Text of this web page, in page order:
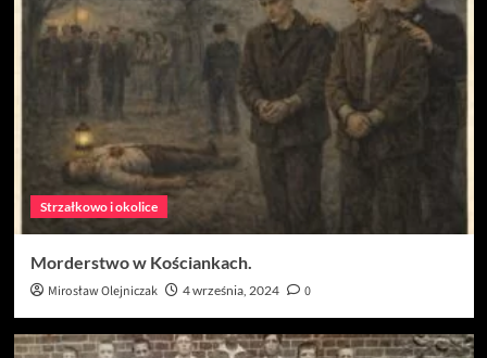
Strzałkowo i okolice
Morderstwo w Kościankach.
Mirosław Olejniczak 4 września, 2024 0